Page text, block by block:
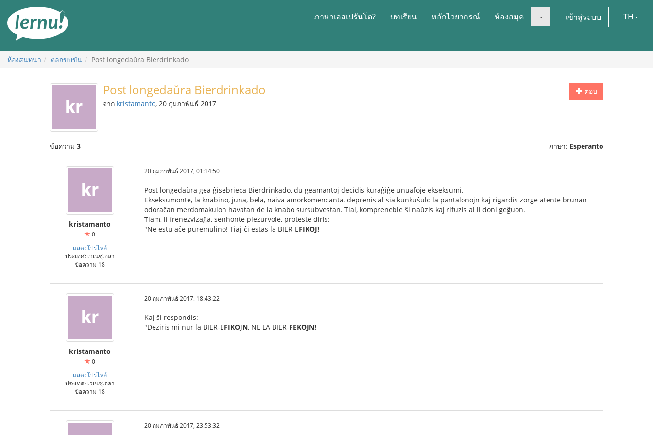
สารบัญ
ภาษาเอสเปรันโต? บทเรียน หลักไวยากรณ์ ห้องสมุด เข้าสู่ระบบ TH
ห้องสนทนา ตลกขบขัน Post longedaŭra Bierdrinkado
ตอบ
Post longedaŭra Bierdrinkado
จาก kristamanto, 20 กุมภาพันธ์ 2017
ข้อความ 3 ภาษา: Esperanto
kristamanto
0
แสดงโปรไฟล์
ประเทศ: เวเนซุเอลา
ข้อความ 18
20 กุมภาพันธ์ 2017, 01:14:50
Post longedaŭra gea ĝisebrieca Bierdrinkado, du geamantoj decidis kuraĝiĝe unuafoje ekseksumi.
Ekseksumonte, la knabino, juna, bela, naiva amorkomencanta, deprenis al sia kunkuŝulo la pantalonojn kaj rigardis zorge atente brunan
odoraĉan merdomakulon havatan de la knabo sursubvestan. Tial, kompreneble ŝi naŭzis kaj rifuzis al li doni geĝuon.
Tiam, li frenezvizaĝa, senhonte plezurvole, proteste diris:
"Ne estu aĉe puremulino! Tiaj-ĉi estas la BIER-EFIKOJ!
kristamanto
0
แสดงโปรไฟล์
ประเทศ: เวเนซุเอลา
ข้อความ 18
20 กุมภาพันธ์ 2017, 18:43:22
Kaj ŝi respondis:
"Deziris mi nur la BIER-EFIKOJN, NE LA BIER-FEKOJN!
20 กุมภาพันธ์ 2017, 23:53:32